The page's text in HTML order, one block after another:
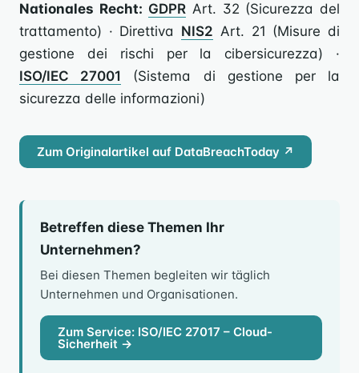
Nationales Recht: GDPR Art. 32 (Sicurezza del
trattamento) · Direttiva NIS2 Art. 21 (Misure di
gestione dei rischi per la cibersicurezza) ·
ISO/IEC 27001
(Sistema di gestione per la
sicurezza delle informazioni)
Zum Originalartikel auf DataBreachToday ↗
Betreffen diese Themen Ihr
Unternehmen?
Bei diesen Themen begleiten wir täglich
Unternehmen und Organisationen.
Zum Service: ISO/IEC 27017 – Cloud-
Sicherheit →